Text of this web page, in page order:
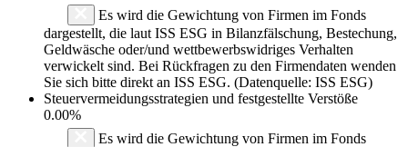
Es wird die Gewichtung von Firmen im Fonds
dargestellt, die laut ISS ESG in Bilanzfälschung, Bestechung,
Geldwäsche oder/und wettbewerbswidriges Verhalten
verwickelt sind. Bei Rückfragen zu den Firmendaten wenden
Sie sich bitte direkt an ISS ESG. (Datenquelle: ISS ESG)
Steuervermeidungsstrategien und festgestellte Verstöße
0.00%
Es wird die Gewichtung von Firmen im Fonds